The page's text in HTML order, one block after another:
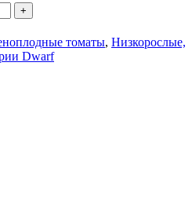
томаты, Низкорослые,
Dwarf